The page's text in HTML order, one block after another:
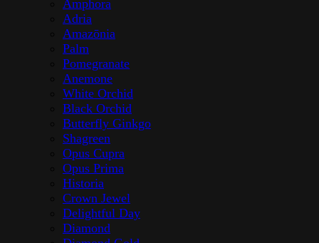
Amphora
Adria
Amazōnia
Palm
Pomegranate
Anemone
White Orchid
Black Orchid
Butterfly Ginkgo
Shagreen
Opus Cupra
Opus Prima
Historia
Crown Jewel
Delightful Day
Diamond